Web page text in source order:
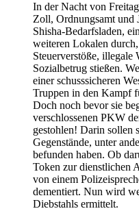
In der Nacht von
Zoll, Ordnungsamt und
Shisha-Bedarfsladen,
weiteren Lokalen
Steuerverstöße, illegale
Sozialbetrug stießen.
einer schusssicheren
Truppen in den Kampf
Doch noch bevor sie
verschlossenen PKW
gestohlen! Darin sollen
Gegenstände, unter
befunden haben. Ob
Token zur dienstlichen
von einem
dementiert. Nun wird
Diebstahls ermittelt.